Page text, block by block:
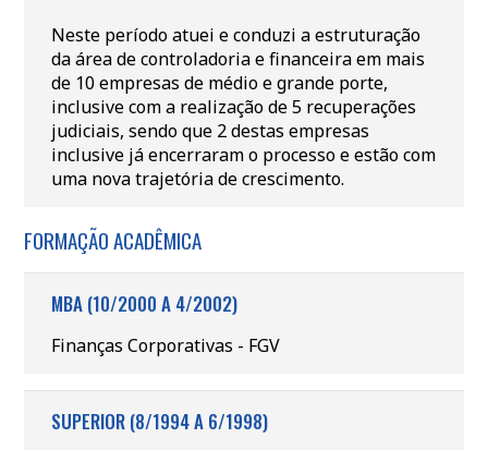
Neste período atuei e conduzi a estruturação
da área de controladoria e financeira em mais
de 10 empresas de médio e grande porte,
inclusive com a realização de 5 recuperações
judiciais, sendo que 2 destas empresas
inclusive já encerraram o processo e estão com
uma nova trajetória de crescimento.
FORMAÇÃO ACADÊMICA
MBA (10/2000 A 4/2002)
Finanças Corporativas - FGV
SUPERIOR (8/1994 A 6/1998)